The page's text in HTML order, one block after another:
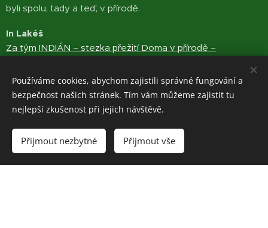
byli spolu, tady a teď, v přírodě.
In Lakéš
Za tým INDIÁN – stezka přežití Doma v přírodě –
Jitka Kulihová
Používáme cookies, abychom zajistili správné fungování a
bezpečnost našich stránek. Tím vám můžeme zajistit tu
nejlepší zkušenost při jejich návštěvě.
Přijmout nezbytné Přijmout vše